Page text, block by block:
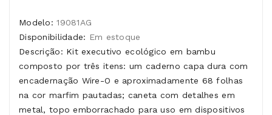
Modelo:19081AG
Disponibilidade: Em estoque
Descrição: Kit executivo ecológico em bambu
composto por três itens: um caderno capa dura com
encadernação Wire-O e aproximadamente 68 folhas
na cor marfim pautadas; caneta com detalhes em
metal, topo emborrachado para uso em dispositivos